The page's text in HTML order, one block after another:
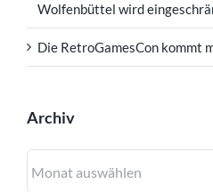
Wolfenbüttel wird
Die RetroGamesCon kommt
Archiv